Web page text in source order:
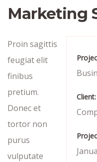
Marketing
Client:
Proin sagittis
feugiat elit
finibus
pretium.
Donec et
tortor non
purus
vulputate